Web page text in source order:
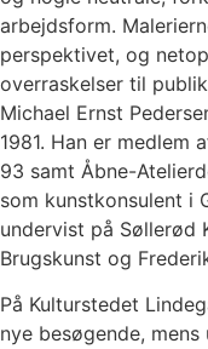
arbejdsform.
perspektivet, og
overraskelser til
Michael Ernst
1981. Han er medlem
93 samt Åbne-
som kunstkonsulent i
undervist på Søllerød
Brugskunst og
På Kulturstedet
nye besøgende,